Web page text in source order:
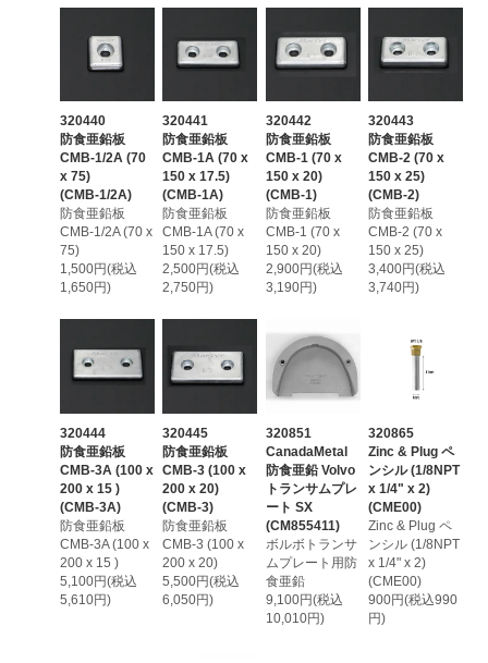
320440
防食亜鉛板
CMB-1/2A (70
x 75)
(CMB-1/2A)
防食亜鉛板
CMB-1/2A (70 x
75)
1,500円(税込
1,650円)
320441
防食亜鉛板
CMB-1A (70 x
150 x 17.5)
(CMB-1A)
防食亜鉛板
CMB-1A (70 x
150 x 17.5)
2,500円(税込
2,750円)
320442
防食亜鉛板
CMB-1 (70 x
150 x 20)
(CMB-1)
防食亜鉛板
CMB-1 (70 x
150 x 20)
2,900円(税込
3,190円)
320443
防食亜鉛板
CMB-2 (70 x
150 x 25)
(CMB-2)
防食亜鉛板
CMB-2 (70 x
150 x 25)
3,400円(税込
3,740円)
320444
防食亜鉛板
CMB-3A (100 x
200 x 15 )
(CMB-3A)
防食亜鉛板
CMB-3A (100 x
200 x 15 )
5,100円(税込
5,610円)
320445
防食亜鉛板
CMB-3 (100 x
200 x 20)
(CMB-3)
防食亜鉛板
CMB-3 (100 x
200 x 20)
5,500円(税込
6,050円)
320851
CanadaMetal
防食亜鉛 Volvo
トランサムプレ
ート SX
(CM855411)
ボルボトランサ
ムプレート用防
食亜鉛
9,100円(税込
10,010円)
320865
Zinc & Plug ペ
ンシル (1/8NPT
x 1/4" x 2)
(CME00)
Zinc & Plug ペ
ンシル (1/8NPT
x 1/4" x 2)
(CME00)
900円(税込990
円)